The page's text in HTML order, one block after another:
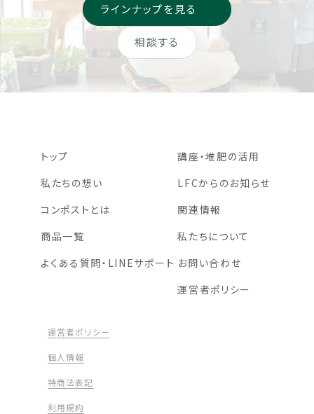
相談する
ラインナップを見る
トップ
私たちの想い
コンポストとは
商品一覧
よくある質問・LINEサポート
講座・堆肥の活用
LFCからのお知らせ
関連情報
私たちについて
お問い合わせ
運営者ポリシー
運営者ポリシー
個人情報
特商法表記
利用規約